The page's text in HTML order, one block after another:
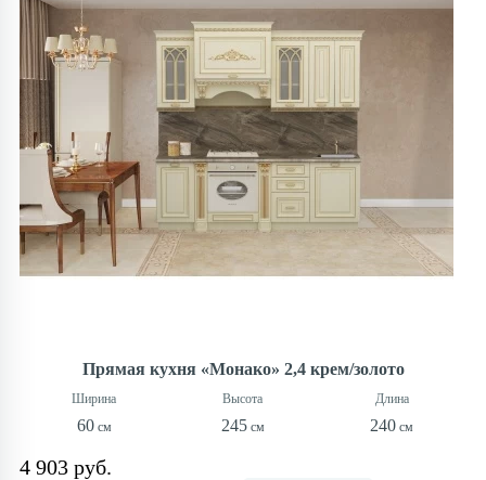
Прямая кухня «Монако» 2,4 крем/золото
60 245 240
4 903 руб.